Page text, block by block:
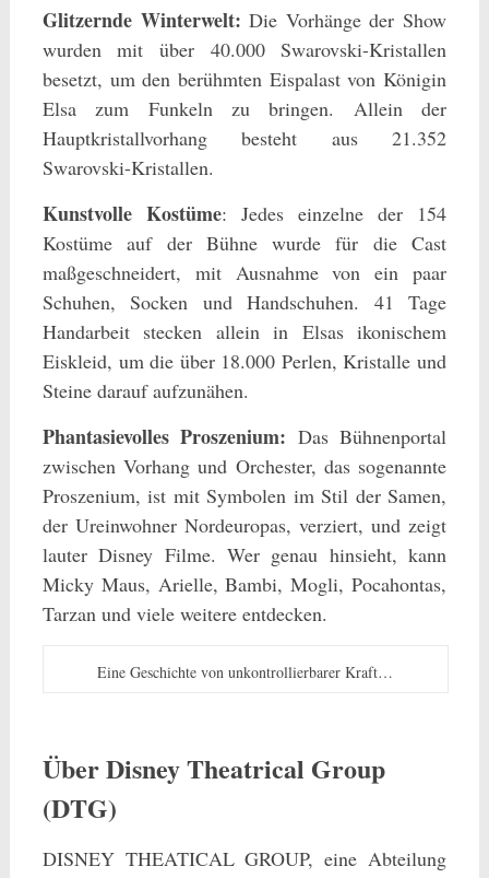
Glitzernde Winterwelt: Die Vorhänge der Show
wurden mit über 40.000 Swarovski-Kristallen
besetzt, um den berühmten Eispalast von Königin
Elsa zum Funkeln zu bringen. Allein der
Hauptkristallvorhang besteht aus 21.352
Swarovski-Kristallen.
Kunstvolle Kostüme: Jedes einzelne der 154
Kostüme auf der Bühne wurde für die Cast
maßgeschneidert, mit Ausnahme von ein paar
Schuhen, Socken und Handschuhen. 41 Tage
Handarbeit stecken allein in Elsas ikonischem
Eiskleid, um die über 18.000 Perlen, Kristalle und
Steine darauf aufzunähen.
Phantasievolles Proszenium: Das Bühnenportal
zwischen Vorhang und Orchester, das sogenannte
Proszenium, ist mit Symbolen im Stil der Samen,
der Ureinwohner Nordeuropas, verziert, und zeigt
lauter Disney Filme. Wer genau hinsieht, kann
Micky Maus, Arielle, Bambi, Mogli, Pocahontas,
Tarzan und viele weitere entdecken.
Eine Geschichte von unkontrollierbarer Kraft…
Über Disney Theatrical Group
(DTG)
DISNEY THEATICAL GROUP, eine Abteilung